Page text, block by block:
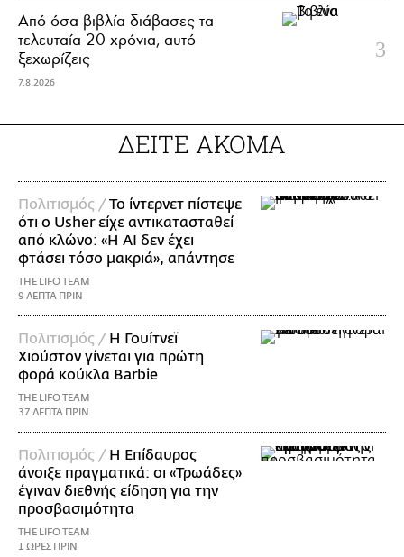
Από όσα βιβλία διάβασες τα
τελευταία 20 χρόνια, αυτό
ξεχωρίζεις
7.8.2026
ΔΕΙΤΕ ΑΚΟΜΑ
Πολιτισμός /Το ίντερνετ πίστεψε
ότι ο Usher είχε αντικατασταθεί
από κλώνο: «Η AI δεν έχει
φτάσει τόσο μακριά», απάντησε
THE LIFO TEAM
9 ΛΕΠΤΑ ΠΡΙΝ
Πολιτισμός / Η Γουίτνεϊ
Χιούστον γίνεται για πρώτη
φορά κούκλα Barbie
THE LIFO TEAM
37 ΛΕΠΤΑ ΠΡΙΝ
Πολιτισμός / Η Επίδαυρος
άνοιξε πραγματικά: οι «Τρωάδες»
έγιναν διεθνής είδηση για την
προσβασιμότητα
THE LIFO TEAM
1 ΩΡΕΣ ΠΡΙΝ